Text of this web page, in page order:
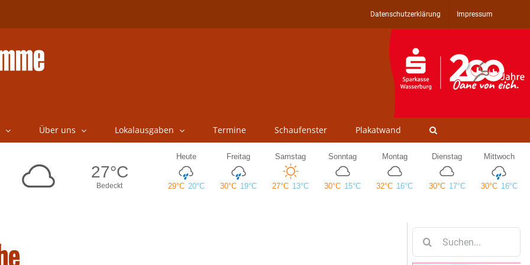
Datenschutzerklärung Impressum
Über uns Lokalausgaben Termine Schaufenster Plakatwand
nach: